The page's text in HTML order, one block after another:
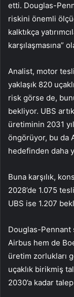
etti. Douglas-
riskini önemli
kalktıkça
karşılaşmasına”
Analist, motor
yaklaşık 820
risk görse de,
bekliyor. UBS
üretiminin 2031
öngörüyor, bu da
hedefinden daha
Buna karşılık,
2028’de 1.075
UBS ise 1.207
Douglas-Pennant
Airbus hem de
üretim zorlukları
uçaklık birikmiş
2030’a kadar